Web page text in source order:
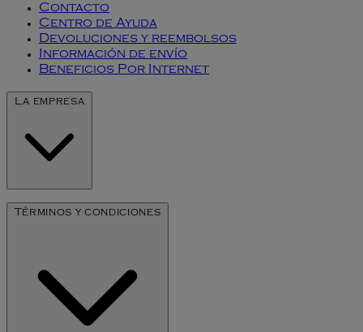
Contacto
Centro de Ayuda
Devoluciones y reembolsos
Información de envío
Beneficios Por Internet
La empresa
Nuestra Historia
Términos y condiciones